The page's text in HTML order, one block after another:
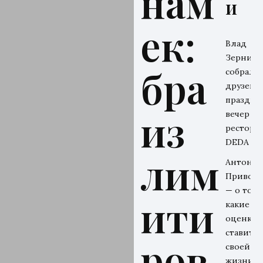
ек:
бра
из
лим
ити
и
Влад
собрал
друзей
вечер в
DEDA
Антон
— о том,
какие
оценки
ставит
своей
жизни и